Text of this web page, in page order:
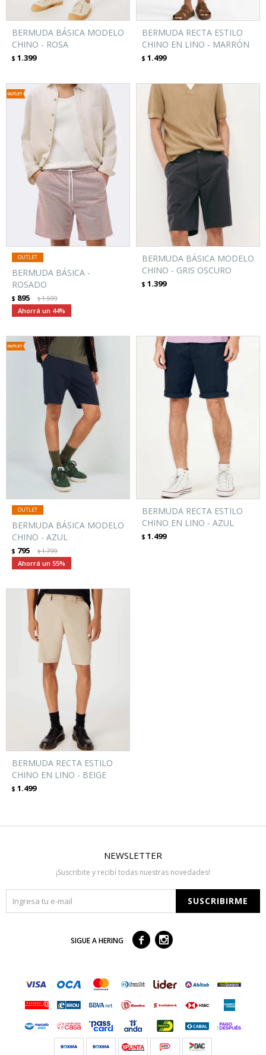
BERMUDA BÁSICA MODELO
CHINO - ROSA
$ 1.399
BERMUDA RECTA ESTILO
CHINO EN LINO - MARRÓN
$ 1.499
BERMUDA BÁSICA -
ROSADO
$ 895 $1.599
44
BERMUDA BÁSICA MODELO
CHINO - GRIS OSCURO
$ 1.399
BERMUDA BÁSICA MODELO
CHINO - AZUL
$ 795 $1.799
55
BERMUDA RECTA ESTILO
CHINO EN LINO - AZUL
$ 1.499
BERMUDA RECTA ESTILO
CHINO EN LINO - BEIGE
$ 1.499
NEWSLETTER
¡Suscribite y recibí todas nuestras novedades!
SUSCRIBIRME
SIGUE A HERING  